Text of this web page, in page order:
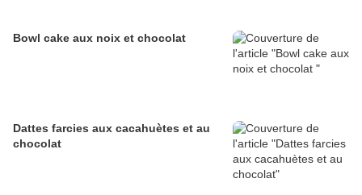
Bowl cake aux noix et chocolat
Dattes farcies aux cacahuètes et au
chocolat